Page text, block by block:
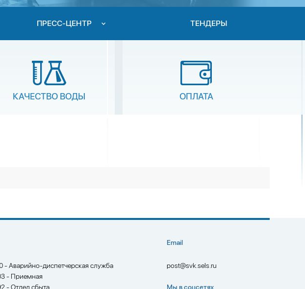
ПРЕСС-ЦЕНТР ТЕНДЕРЫ
КАЧЕСТВО ВОДЫ ОПЛАТА
- Аварийно-диспетчерская служба
- Приемная
Email
post@svk.sels.ru